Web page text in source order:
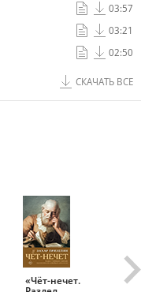
03:57
03:21
02:50
СКАЧАТЬ ВСЕ
«Чёт-нечет.